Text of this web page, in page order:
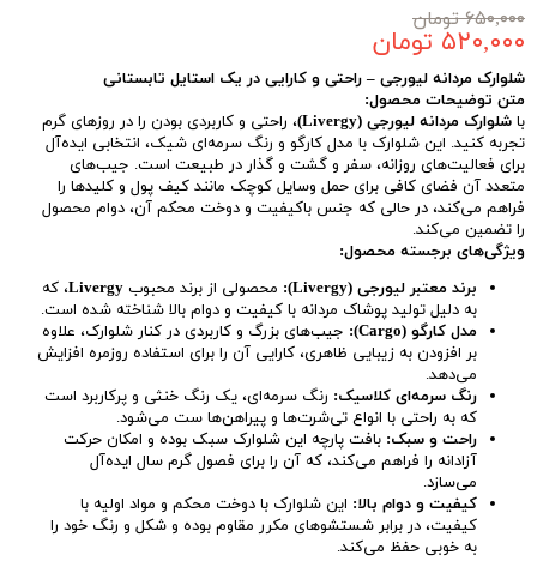
۶۵۰,۰۰۰ تومان
۵۲۰,۰۰۰ تومان
شلوارک مردانه لیورجی – راحتی و کارایی در یک استایل تابستانی
متن توضیحات محصول:
باشلوارک مردانه لیورجی (Livergy)
، راحتی و کاربردی بودن را در روزهای گرم
تجربه کنید. این شلوارک با مدل کارگو و رنگ سرمه‌ای شیک، انتخابی ایده‌آل
برای فعالیت‌های روزانه، سفر و گشت و گذار در طبیعت است. جیب‌های
متعدد آن فضای کافی برای حمل وسایل کوچک مانند کیف پول و کلیدها را
فراهم می‌کند، در حالی که جنس باکیفیت و دوخت محکم آن، دوام محصول
را تضمین می‌کند.
ویژگی‌های برجسته محصول:
برند معتبر لیورجی (Livergy):
محصولی از برند محبوبLivergy، که
به دلیل تولید پوشاک مردانه با کیفیت و دوام بالا شناخته شده است.
مدل کارگو (Cargo):
جیب‌های بزرگ و کاربردی در کنار شلوارک، علاوه
بر افزودن به زیبایی ظاهری، کارایی آن را برای استفاده روزمره افزایش
می‌دهد.
رنگ سرمه‌ای کلاسیک: رنگ سرمه‌ای، یک رنگ خنثی و پرکاربرد است
که به راحتی با انواع تی‌شرت‌ها و پیراهن‌ها ست می‌شود.
راحت و سبک: بافت پارچه این شلوارک سبک بوده و امکان حرکت
آزادانه را فراهم می‌کند، که آن را برای فصول گرم سال ایده‌آل
می‌سازد.
کیفیت و دوام بالا: این شلوارک با دوخت محکم و مواد اولیه با
کیفیت، در برابر شستشوهای مکرر مقاوم بوده و شکل و رنگ خود را
به خوبی حفظ می‌کند.